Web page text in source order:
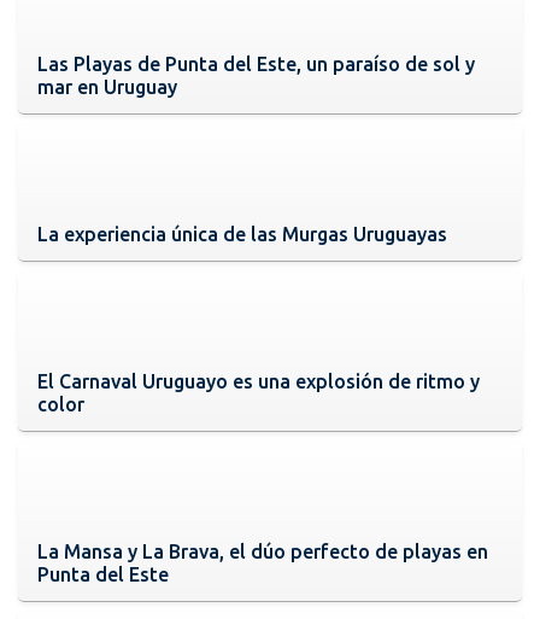
Las Playas de Punta del Este, un paraíso de sol y
mar en Uruguay
La experiencia única de las Murgas Uruguayas
El Carnaval Uruguayo es una explosión de ritmo y
color
La Mansa y La Brava, el dúo perfecto de playas en
Punta del Este